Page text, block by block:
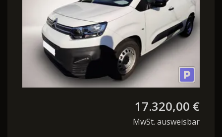
17.320,00 €
MwSt. ausweisbar